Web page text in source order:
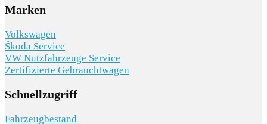
Marken
Volkswagen
Škoda Service
VW Nutzfahrzeuge Service
Zertifizierte Gebrauchtwagen
Schnellzugriff
Fahrzeugbestand